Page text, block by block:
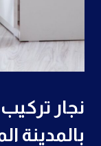
نجار
بالمدينة